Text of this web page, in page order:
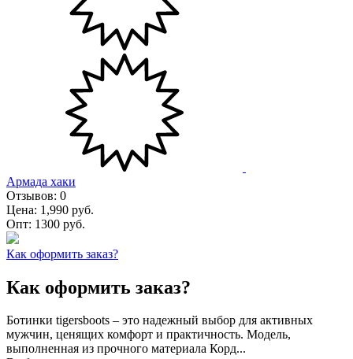
Армада хаки
Отзывов: 0
Цена: 1,990 руб.
Опт: 1300 руб.
Как оформить заказ?
Как оформить заказ?
Ботинки tigersboots – это надежный выбор для активных
мужчин, ценящих комфорт и практичность. Модель,
выполненная из прочного материала Корд...